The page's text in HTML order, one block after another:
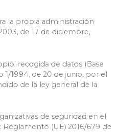
la propia administración
de 17 de diciembre,
recogida de datos (Base
1/1994, de 20 de junio, por el
de la ley general de la
de seguridad en el
(UE) 2016/679 de